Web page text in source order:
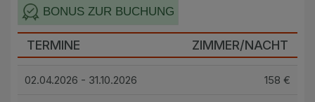
BONUS ZUR BUCHUNG
TERMINE ZIMMER/NACHT
02.04.2026 - 31.10.2026 158 €